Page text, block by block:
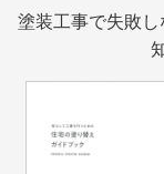
塗装工事で失敗